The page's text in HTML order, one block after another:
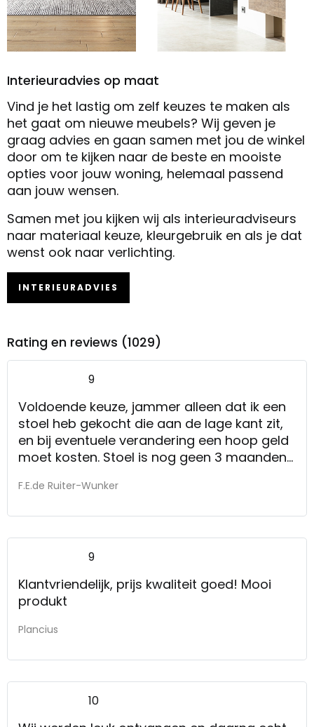
Interieuradvies op maat
Vind je het lastig om zelf keuzes te maken als
het gaat om nieuwe meubels? Wij geven je
graag advies en gaan samen met jou de winkel
door om te kijken naar de beste en mooiste
opties voor jouw woning, helemaal passend
aan jouw wensen.
Samen met jou kijken wij als interieuradviseurs
naar materiaal keuze, kleurgebruik en als je dat
wenst ook naar verlichting.
INTERIEURADVIES
Rating en reviews (1029)
9
Voldoende keuze, jammer alleen dat ik een
stoel heb gekocht die aan de lage kant zit,
en bij eventuele verandering een hoop geld
moet kosten. Stoel is nog geen 3 maanden
hebben.
F.E.de Ruiter-Wunker
9
Klantvriendelijk, prijs kwaliteit goed! Mooi
produkt
Plancius
10